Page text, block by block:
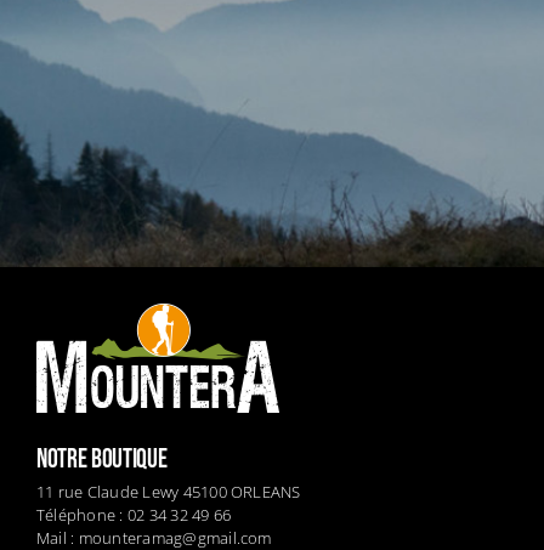
NOTRE BOUTIQUE
11 rue Claude Lewy 45100 ORLEANS
Téléphone : 02 34 32 49 66
Mail : mounteramag@gmail.com